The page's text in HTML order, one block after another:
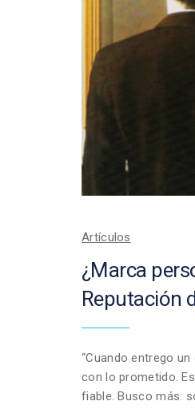
Artículos
¿Marca
Reputación
“Cuando entrego
con lo prometido.
fiable. Busco más: